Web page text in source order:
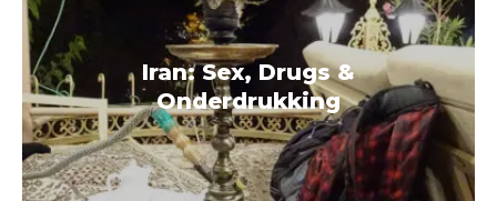
Iran: Sex, Drugs &
Onderdrukking